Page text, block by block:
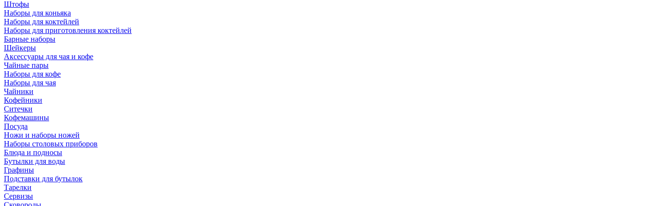
Штофы
Наборы для коньяка
Наборы для коктейлей
Наборы для приготовления коктейлей
Барные наборы
Шейкеры
Аксессуары для чая и кофе
Чайные пары
Наборы для кофе
Наборы для чая
Чайники
Кофейники
Ситечки
Кофемашины
Посуда
Ножи и наборы ножей
Наборы столовых приборов
Блюда и подносы
Бутылки для воды
Графины
Подставки для бутылок
Тарелки
Сервизы